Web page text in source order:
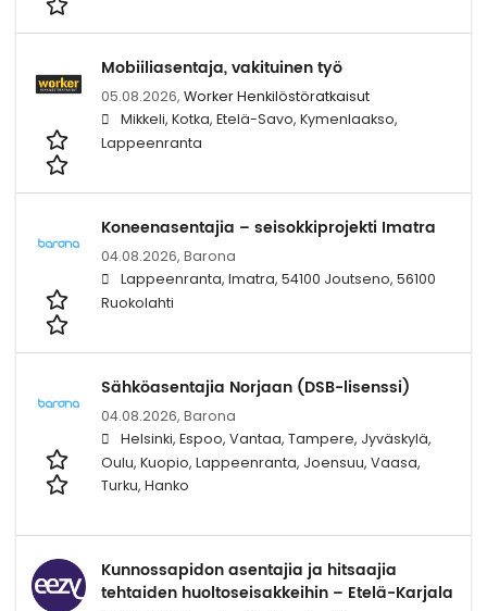
Mobiiliasentaja, vakituinen työ
05.08.2026, Worker Henkilöstöratkaisut
Mikkeli, Kotka, Etelä-Savo, Kymenlaakso,
Lappeenranta
Koneenasentajia – seisokkiprojekti Imatra
04.08.2026, Barona
Lappeenranta, Imatra, 54100 Joutseno, 56100
Ruokolahti
Sähköasentajia Norjaan (DSB-lisenssi)
04.08.2026, Barona
Helsinki, Espoo, Vantaa, Tampere, Jyväskylä,
Oulu, Kuopio, Lappeenranta, Joensuu, Vaasa,
Turku, Hanko
Kunnossapidon asentajia ja hitsaajia
tehtaiden huoltoseisakkeihin – Etelä-Karjala